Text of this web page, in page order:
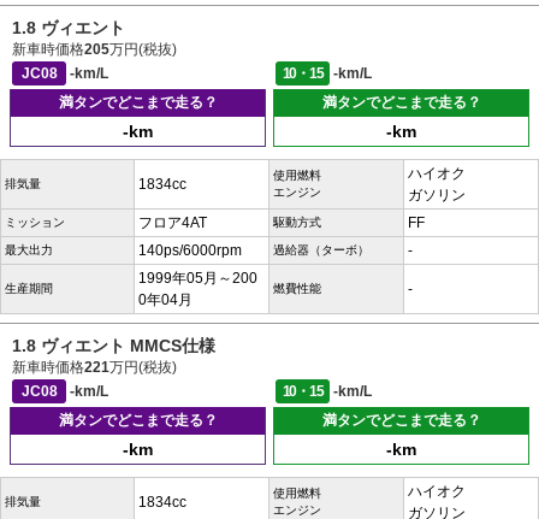
1.8 ヴィエント
新車時価格205万円(税抜)
JC08
-km/L 10・15
-km/L
満タンでどこまで走る？
-km
満タンでどこまで走る？
-km
排気量 1834cc
使用燃料
エンジン
ハイオク
ガソリン
ミッション フロア4AT 駆動方式 FF
最大出力 140ps/6000rpm 過給器（ターボ） -
生産期間
1999年05月～200
0年04月
燃費性能 -
1.8 ヴィエント MMCS仕様
新車時価格221万円(税抜)
JC08
-km/L 10・15
-km/L
満タンでどこまで走る？
-km
満タンでどこまで走る？
-km
排気量 1834cc
使用燃料
エンジン
ハイオク
ガソリン